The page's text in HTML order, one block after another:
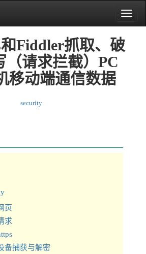
Toggle
Fiddler抓取、破
（请求拦截）PC
移动端通信数据
security
页
求
备捕获与解密